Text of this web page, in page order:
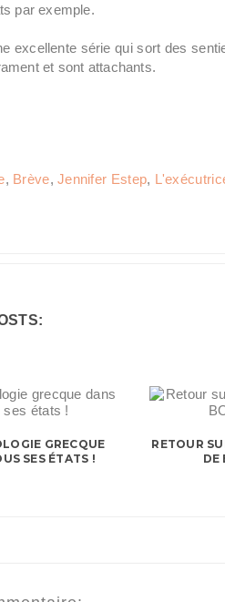
par exemple.
excellente série qui sort des
et sont attachants.
, Brève, Jennifer Estep,
GRECQUE
SES ÉTATS !
RETOUR
DE